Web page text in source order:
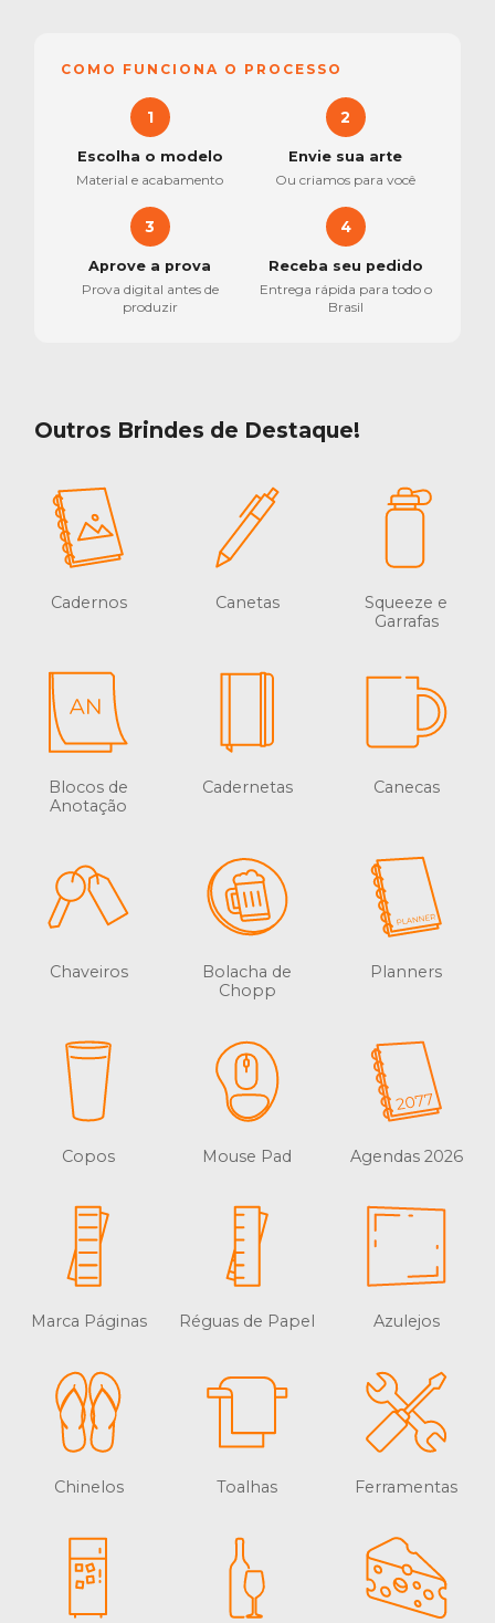
COMO FUNCIONA O PROCESSO
1
Escolha o modelo
Material e acabamento
2
Envie sua arte
Ou criamos para você
3
Aprove a prova
Prova digital antes de
produzir
4
Receba seu pedido
Entrega rápida para todo o
Brasil
Outros Brindes de Destaque!
Cadernos Canetas
Squeeze e
Garrafas
Blocos de
Anotação
Cadernetas Canecas
Chaveiros
Bolacha de
Chopp
Planners
Copos Mouse Pad Agendas 2026
Marca Páginas Réguas de Papel Azulejos
Chinelos Toalhas Ferramentas